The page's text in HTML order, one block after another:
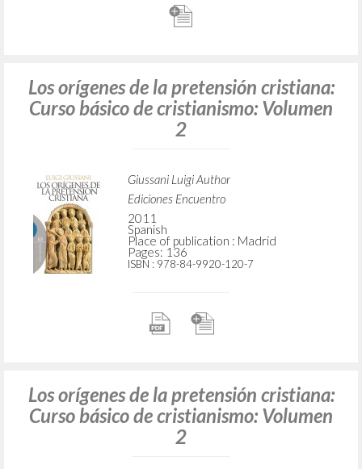
Los orígenes de la pretensión cristiana:
Curso básico de cristianismo: Volumen
2
Giussani Luigi Author
Ediciones Encuentro
2011
Spanish
Place of publication : Madrid
Pages: 136
ISBN : 978-84-9920-120-7
Los orígenes de la pretensión cristiana:
Curso básico de cristianismo: Volumen
2